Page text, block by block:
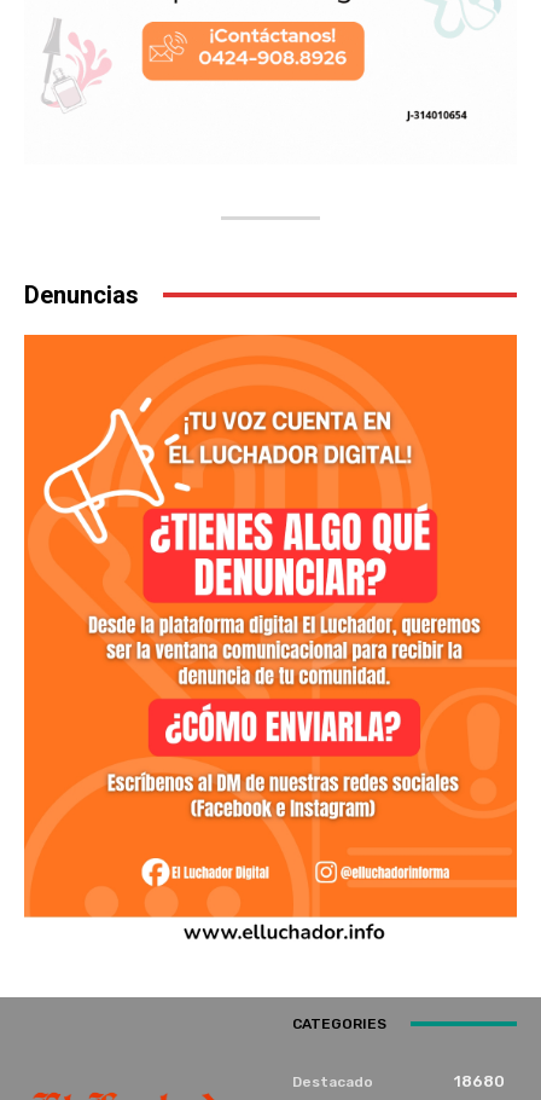
Denuncias
CATEGORIES
Destacado 18680